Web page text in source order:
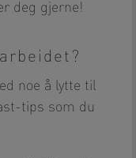
deg gjerne!
noe å lytte til
tips som du